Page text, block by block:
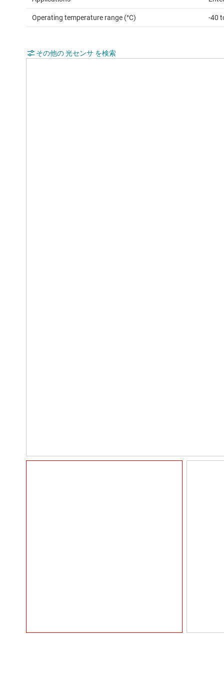
Operating temperature range (°C) -40
その他の 光センサ を検索